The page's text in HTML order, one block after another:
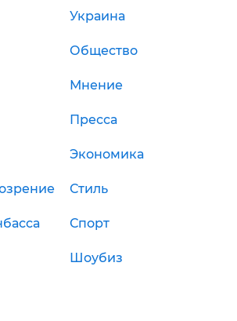
Украина
Общество
Мнение
Пресса
Экономика
Стиль
Спорт
Шоубиз